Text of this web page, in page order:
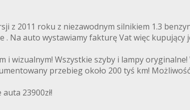
z 2011 roku z niezawodnym silnikiem 1.3
. Na auto wystawiamy fakturę Vat więc kupujący
wizualnym! Wszystkie szyby i lampy
przebieg około 200 tyś km!
23900zł!